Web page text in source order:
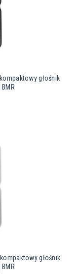
głośnik
głośnik